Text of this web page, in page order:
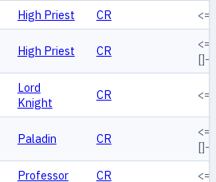
High Priest CR
High Priest CR
Lord
Knight
CR
Paladin CR
Professor CR